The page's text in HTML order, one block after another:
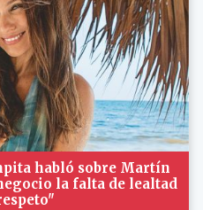
habló sobre Martín
la falta de lealtad